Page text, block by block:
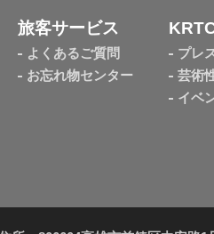
旅客サービス
よくあるご質問
お忘れ物センター
プレ
芸術
イベ